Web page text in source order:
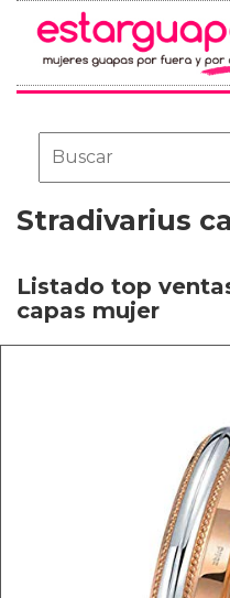
Stradivarius
Listado top
capas mujer